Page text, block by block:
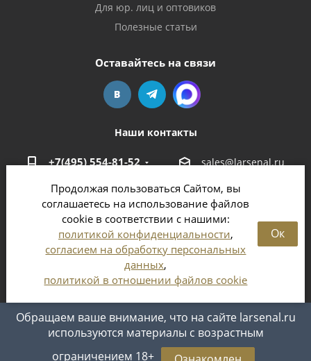
Продолжая пользоваться Сайтом, вы
соглашаетесь на использование файлов
cookie в соответствии с нашими:
политикой конфиденциальности,
согласием на обработку персональных
данных,
политикой в отношении файлов cookie
Ок
Обращаем ваше внимание, что на сайте larsenal.ru
используются материалы с возрастным
ограничением 18+
Для юр. лиц и оптовиков
Полезные статьи
Оставайтесь на связи
Наши контакты
+7(495) 554-81-52 sales@larsenal.ru
Московская область,
г. Люберцы,
ул. Хлебозаводская, 8 Б